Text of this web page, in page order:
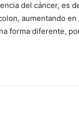
del cáncer, es
aumentando
forma diferente,